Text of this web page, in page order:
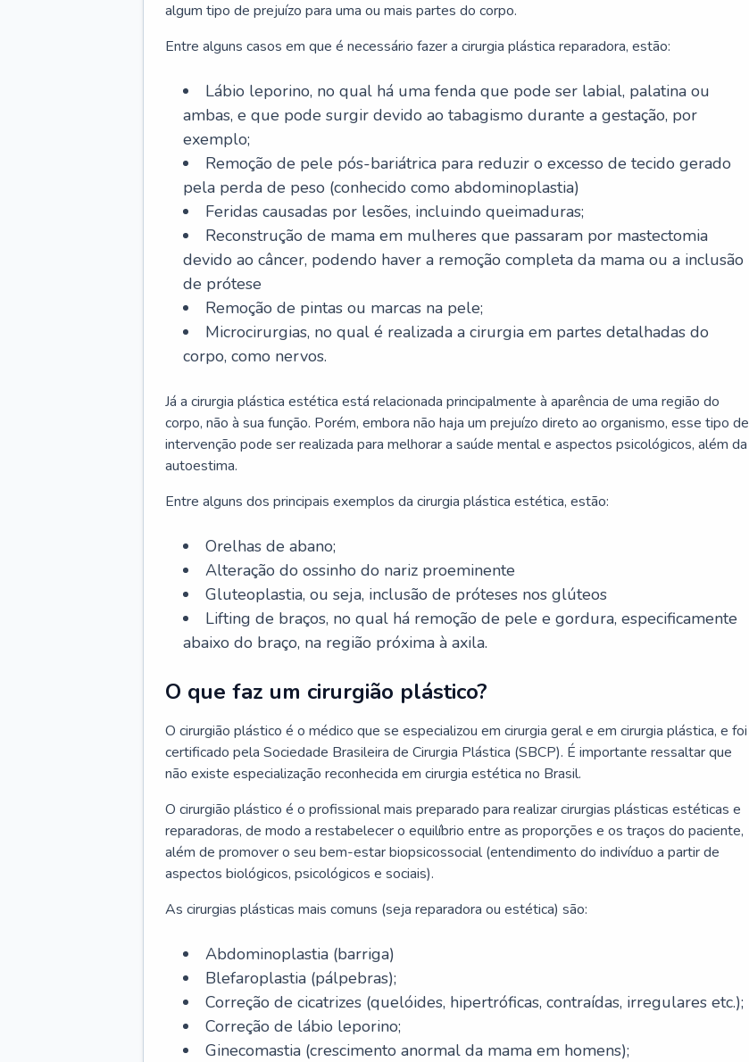
algum tipo de prejuízo para uma ou mais partes do corpo.
Entre alguns casos em que é necessário fazer a cirurgia plástica reparadora, estão:
Lábio leporino, no qual há uma fenda que pode ser labial, palatina ou
ambas, e que pode surgir devido ao tabagismo durante a gestação, por
exemplo;
Remoção de pele pós-bariátrica para reduzir o excesso de tecido gerado
pela perda de peso (conhecido como abdominoplastia)
Feridas causadas por lesões, incluindo queimaduras;
Reconstrução de mama em mulheres que passaram por mastectomia
devido ao câncer, podendo haver a remoção completa da mama ou a inclusão
de prótese
Remoção de pintas ou marcas na pele;
Microcirurgias, no qual é realizada a cirurgia em partes detalhadas do
corpo, como nervos.
Já a cirurgia plástica estética está relacionada principalmente à aparência de uma região do
corpo, não à sua função. Porém, embora não haja um prejuízo direto ao organismo, esse tipo de
intervenção pode ser realizada para melhorar a saúde mental e aspectos psicológicos, além da
autoestima.
Entre alguns dos principais exemplos da cirurgia plástica estética, estão:
Orelhas de abano;
Alteração do ossinho do nariz proeminente
Gluteoplastia, ou seja, inclusão de próteses nos glúteos
Lifting de braços, no qual há remoção de pele e gordura, especificamente
abaixo do braço, na região próxima à axila.
O que faz um cirurgião plástico?
O cirurgião plástico é o médico que se especializou em cirurgia geral e em cirurgia plástica, e foi
certificado pela Sociedade Brasileira de Cirurgia Plástica (SBCP). É importante ressaltar que
não existe especialização reconhecida em cirurgia estética no Brasil.
O cirurgião plástico é o profissional mais preparado para realizar cirurgias plásticas estéticas e
reparadoras, de modo a restabelecer o equilíbrio entre as proporções e os traços do paciente,
além de promover o seu bem-estar biopsicossocial (entendimento do indivíduo a partir de
aspectos biológicos, psicológicos e sociais).
As cirurgias plásticas mais comuns (seja reparadora ou estética) são:
Abdominoplastia (barriga)
Blefaroplastia (pálpebras);
Correção de cicatrizes (quelóides, hipertróficas, contraídas, irregulares etc.);
Correção de lábio leporino;
Ginecomastia (crescimento anormal da mama em homens);